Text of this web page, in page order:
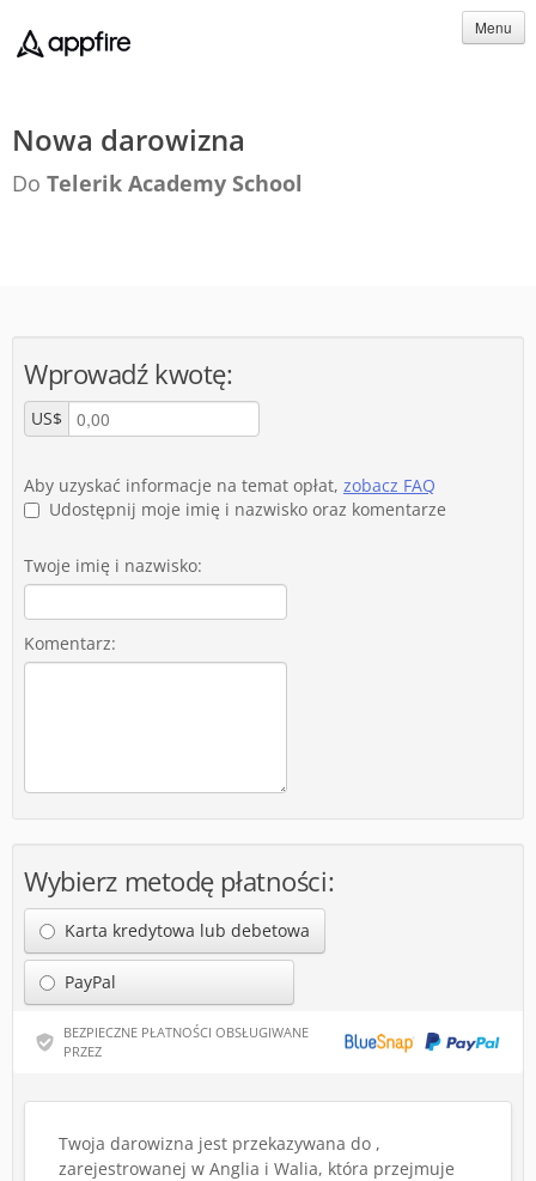
Menu
Nowa darowizna
Do Telerik Academy School
Wprowadź kwotę:
US$
Aby uzyskać informacje na temat opłat, zobacz FAQ
Udostępnij moje imię i nazwisko oraz komentarze
Twoje imię i nazwisko:
Komentarz:
Wybierz metodę płatności:
Karta kredytowa lub debetowa
PayPal
BEZPIECZNE PŁATNOŚCI OBSŁUGIWANE
PRZEZ
Twoja darowizna jest przekazywana do ,
zarejestrowanej w Anglia i Walia, która przejmuje